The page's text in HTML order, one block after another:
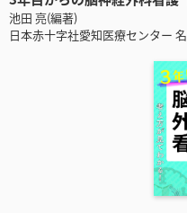
池田 亮(編著)
日本赤十字社愛知医療センター